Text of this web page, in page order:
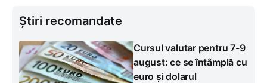
Știri recomandate
Cursul valutar pentru 7-9
august: ce se întâmplă cu
euro și dolarul